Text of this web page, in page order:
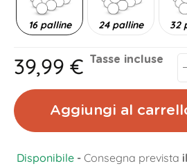
16 palline 24 palline 32
39,99 € Tasse incluse
Aggiungi al
Disponibile - Consegna prevista